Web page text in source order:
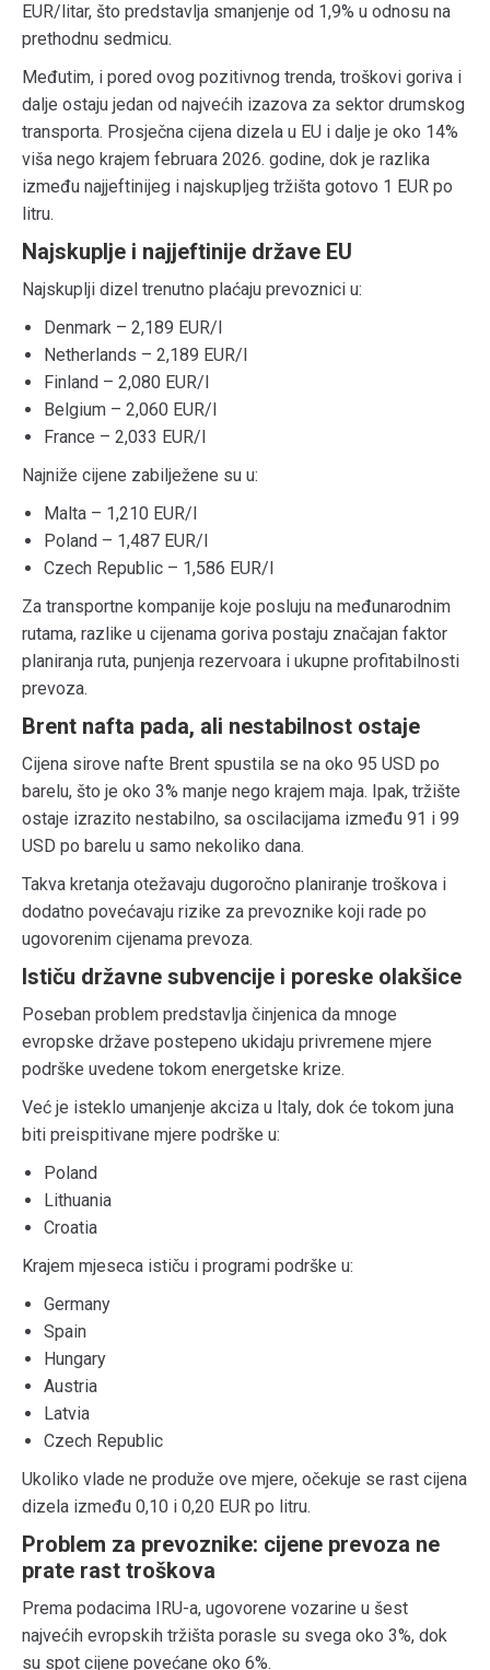
EUR/litar, što predstavlja smanjenje od 1,9% u odnosu na
prethodnu sedmicu.
Međutim, i pored ovog pozitivnog trenda, troškovi goriva i
dalje ostaju jedan od najvećih izazova za sektor drumskog
transporta. Prosječna cijena dizela u EU i dalje je oko 14%
viša nego krajem februara 2026. godine, dok je razlika
između najjeftinijeg i najskupljeg tržišta gotovo 1 EUR po
litru.
Najskuplje i najjeftinije države EU
Najskuplji dizel trenutno plaćaju prevoznici u:
Denmark – 2,189 EUR/l
Netherlands – 2,189 EUR/l
Finland – 2,080 EUR/l
Belgium – 2,060 EUR/l
France – 2,033 EUR/l
Najniže cijene zabilježene su u:
Malta – 1,210 EUR/l
Poland – 1,487 EUR/l
Czech Republic – 1,586 EUR/l
Za transportne kompanije koje posluju na međunarodnim
rutama, razlike u cijenama goriva postaju značajan faktor
planiranja ruta, punjenja rezervoara i ukupne profitabilnosti
prevoza.
Brent nafta pada, ali nestabilnost ostaje
Cijena sirove nafte Brent spustila se na oko 95 USD po
barelu, što je oko 3% manje nego krajem maja. Ipak, tržište
ostaje izrazito nestabilno, sa oscilacijama između 91 i 99
USD po barelu u samo nekoliko dana.
Takva kretanja otežavaju dugoročno planiranje troškova i
dodatno povećavaju rizike za prevoznike koji rade po
ugovorenim cijenama prevoza.
Ističu državne subvencije i poreske olakšice
Poseban problem predstavlja činjenica da mnoge
evropske države postepeno ukidaju privremene mjere
podrške uvedene tokom energetske krize.
Već je isteklo umanjenje akciza u Italy, dok će tokom juna
biti preispitivane mjere podrške u:
Poland
Lithuania
Croatia
Krajem mjeseca ističu i programi podrške u:
Germany
Spain
Hungary
Austria
Latvia
Czech Republic
Ukoliko vlade ne produže ove mjere, očekuje se rast cijena
dizela između 0,10 i 0,20 EUR po litru.
Problem za prevoznike: cijene prevoza ne
prate rast troškova
Prema podacima IRU-a, ugovorene vozarine u šest
najvećih evropskih tržišta porasle su svega oko 3%, dok
su spot cijene povećane oko 6%.